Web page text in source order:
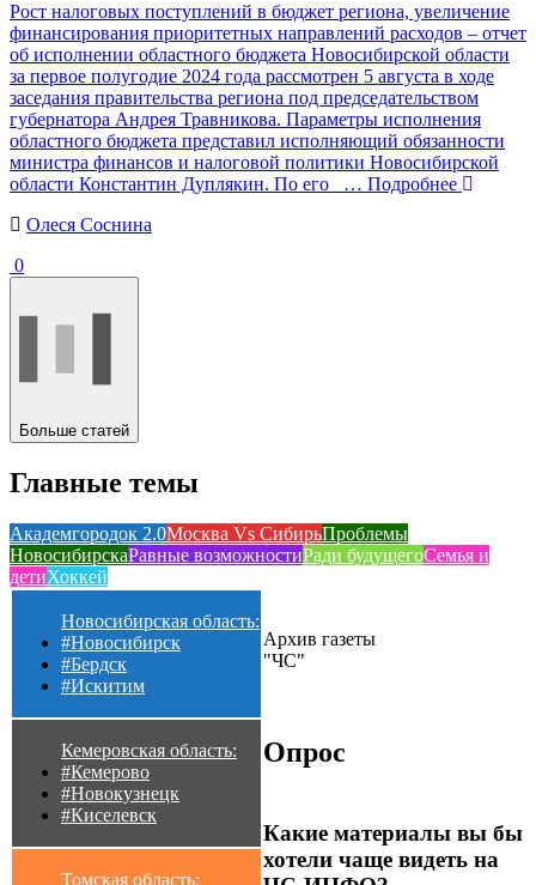
Рост налоговых поступлений в бюджет региона, увеличение
финансирования приоритетных направлений расходов – отчет
об исполнении областного бюджета Новосибирской области
за первое полугодие 2024 года рассмотрен 5 августа в ходе
заседания правительства региона под председательством
губернатора Андрея Травникова. Параметры исполнения
областного бюджета представил исполняющий обязанности
министра финансов и налоговой политики Новосибирской
области Константин Дуплякин. По его
… Подробнее
Олеся Соснина
0
Больше статей
Главные темы
Академгородок 2.0Москва Vs СибирьПроблемы
НовосибирскаРавные возможностиРади будущегоСемья и
детиХоккей
Новосибирская область:
#Новосибирск
#Бердск
#Искитим
Кемеровская область:
#Кемерово
#Новокузнецк
#Киселевск
Томская область:
Архив газеты
"ЧС"
Опрос
Какие материалы вы бы
хотели чаще видеть на